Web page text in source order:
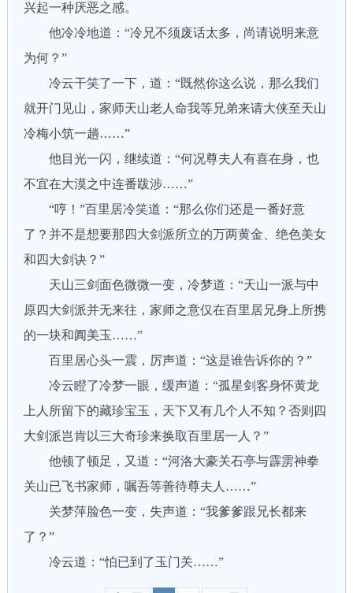
兴起一种厌恶之感。
他冷冷地道：“冷兄不须废话太多，尚请说明来意
为何？”
冷云干笑了一下，道：“既然你这么说，那么我们
就开门见山，家师天山老人命我等兄弟来请大侠至天山
冷梅小筑一趟……”
他目光一闪，继续道：“何况尊夫人有喜在身，也
不宜在大漠之中连番跋涉……”
“哼！”百里居冷笑道：“那么你们还是一番好意
了？并不是想要那四大剑派所立的万两黄金、绝色美女
和四大剑诀？”
天山三剑面色微微一变，冷梦道：“天山一派与中
原四大剑派并无来往，家师之意仅在百里居兄身上所携
的一块和阗美玉……”
百里居心头一震，厉声道：“这是谁告诉你的？”
冷云瞪了冷梦一眼，缓声道：“孤星剑客身怀黄龙
上人所留下的藏珍宝玉，天下又有几个人不知？否则四
大剑派岂肯以三大奇珍来换取百里居一人？”
他顿了顿足，又道：“河洛大豪关石亭与霹雳神拳
关山已飞书家师，嘱吾等善待尊夫人……”
关梦萍脸色一变，失声道：“我爹爹跟兄长都来
了？”
冷云道：“怕已到了玉门关……”